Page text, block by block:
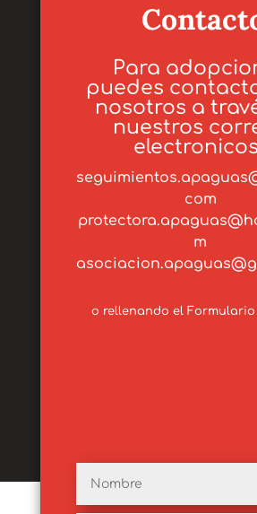
Para
puedes
nosotros a
nuestros
com
m
o rellenando el